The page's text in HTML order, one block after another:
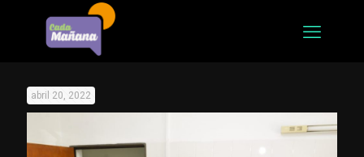
abril 20, 2022